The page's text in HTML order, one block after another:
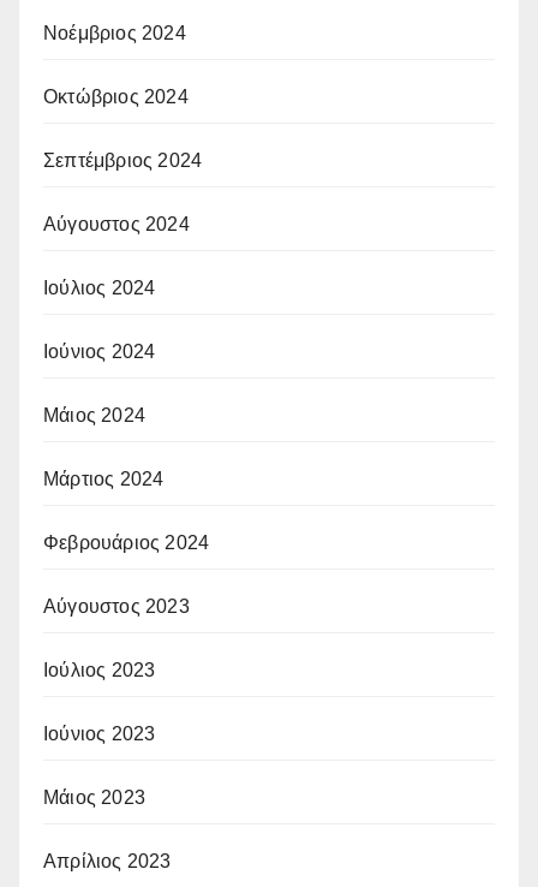
Νοέμβριος 2024
Οκτώβριος 2024
Σεπτέμβριος 2024
Αύγουστος 2024
Ιούλιος 2024
Ιούνιος 2024
Μάιος 2024
Μάρτιος 2024
Φεβρουάριος 2024
Αύγουστος 2023
Ιούλιος 2023
Ιούνιος 2023
Μάιος 2023
Απρίλιος 2023